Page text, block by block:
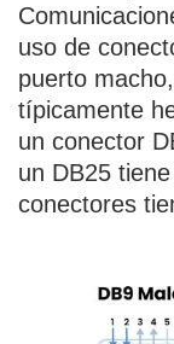
uso de
puerto
típicamente
un conector
un DB25
conectores